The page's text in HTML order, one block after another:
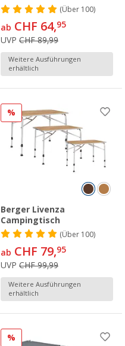
(Über100)
ab CHF 64,95
UVP CHF 89,99
Weitere Ausführungen
erhältlich
%
Berger Livenza
Campingtisch
(Über100)
ab CHF 79,95
UVP CHF 99,99
Weitere Ausführungen
erhältlich
%